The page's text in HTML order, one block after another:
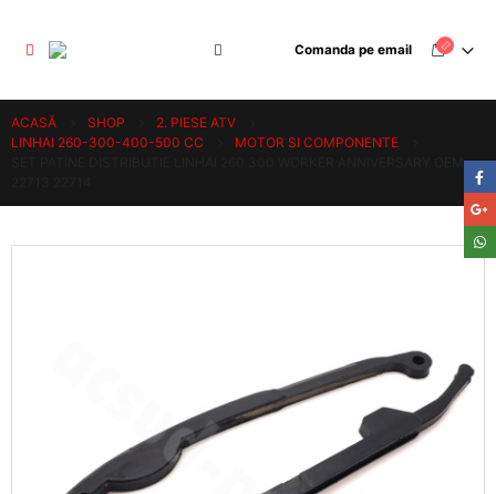
Comanda pe email
ACASĂ SHOP
2. PIESE ATV
LINHAI 260-300-400-500 CC
MOTOR SI COMPONENTE